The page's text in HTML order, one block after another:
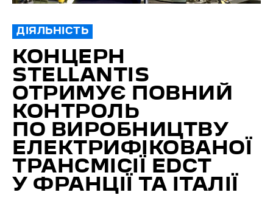
ДІЯЛЬНІСТЬ
КОНЦЕРН
STELLANTIS
ОТРИМУЄ ПОВНИЙ
КОНТРОЛЬ
ПО ВИРОБНИЦТВУ
ЕЛЕКТРИФІКОВАНОЇ
ТРАНСМІСІЇ EDCT
У ФРАНЦІЇ ТА ІТАЛІЇ